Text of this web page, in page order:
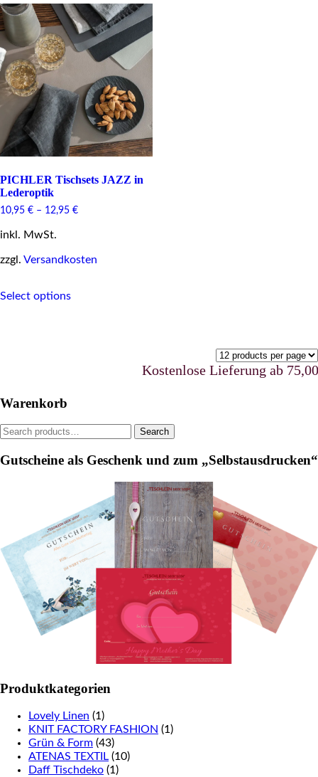
PICHLER Tischsets JAZZ in
Lederoptik
10,95 € – 12,95 €
inkl. MwSt.
zzgl. Versandkosten
Select optionsproduct
the
page
Kostenlose Lieferung ab 75,00
Warenkorb
Search
Search
Gutscheine als Geschenk und zum „Selbstausdrucken“
Produktkategorien
Lovely Linen (1)
KNIT FACTORY FASHION (1)
Grün & Form (43)
ATENAS TEXTIL (10)
Daff Tischdeko (1)